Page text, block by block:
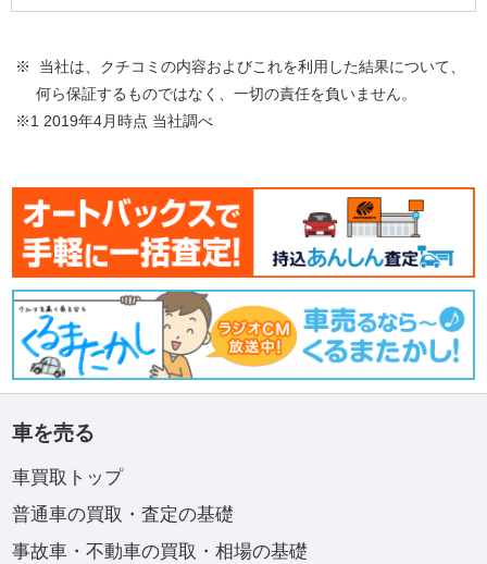
※ 当社は、クチコミの内容およびこれを利用した結果について、
何ら保証するものではなく、一切の責任を負いません。
※1 2019年4月時点 当社調べ
車を売る
車買取トップ
普通車の買取・査定の基礎
事故車・不動車の買取・相場の基礎